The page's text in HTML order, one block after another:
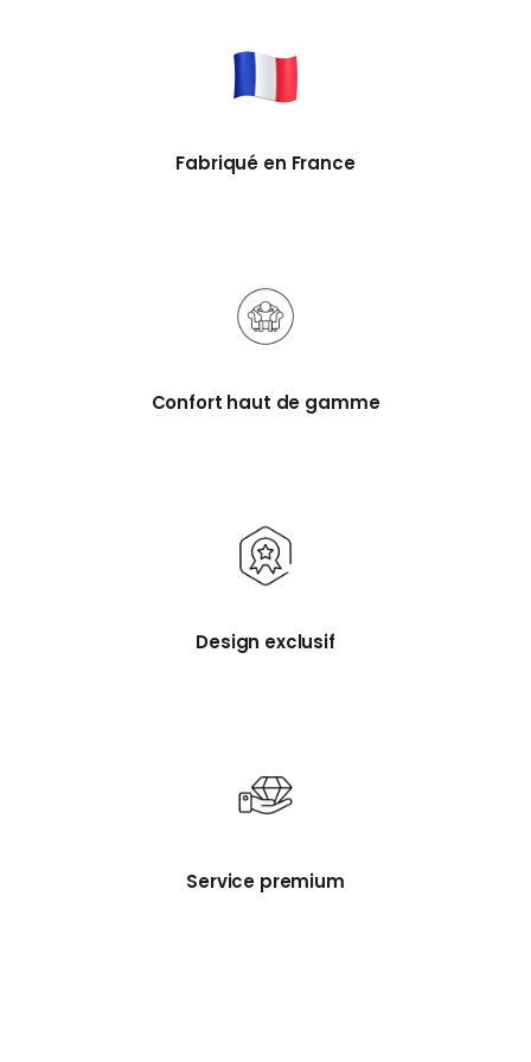
Fabriqué en France
Confort haut de gamme
Design exclusif
Service premium